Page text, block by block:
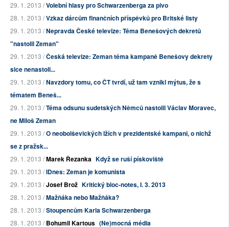
29. 1. 2013 /Volební hlasy pro Schwarzenberga za pivo
28. 1. 2013 /Vzkaz dárcům finančních příspěvků pro Britské listy
29. 1. 2013 /Nepravda České televize: Téma Benešových dekretů
"nastolil Zeman"
29. 1. 2013 /Česká televize: Zeman téma kampaně Benešovy dekrety
sice nenastoli...
29. 1. 2013 /Navzdory tomu, co ČT tvrdí, už tam vznikl mýtus, že s
tématem Beneš...
29. 1. 2013 /Téma odsunu sudetských Němců nastolil Václav Moravec,
ne Miloš Zeman
29. 1. 2013 /O neobolševických lžích v prezidentské kampani, o nichž
se z pražsk...
29. 1. 2013 /Marek Řezanka Když se ruší pískoviště
29. 1. 2013 /IDnes: Zeman je komunista
29. 1. 2013 /Josef Brož Kritický bloc-notes, I. 3. 2013
28. 1. 2013 /Mažňáka nebo Mažňáka?
28. 1. 2013 /Stoupencům Karla Schwarzenberga
28. 1. 2013 /Bohumil Kartous (Ne)mocná média